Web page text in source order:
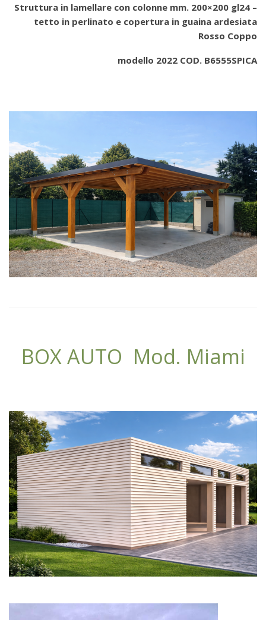
Struttura in lamellare con colonne mm. 200×200 gl24 –
tetto in perlinato e copertura in guaina ardesiata
Rosso Coppo
modello 2022 COD. B6555SPICA
BOX AUTO Mod. Miami